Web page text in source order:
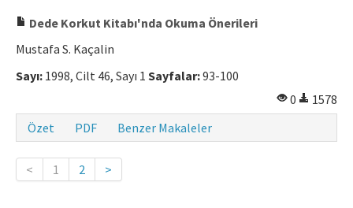
Dede Korkut Kitabı'nda Okuma Önerileri
Mustafa S. Kaçalin
Sayı: 1998, Cilt 46, Sayı 1 Sayfalar:93-100
0
1578
Özet
PDF Benzer Makaleler
< 1 2 >